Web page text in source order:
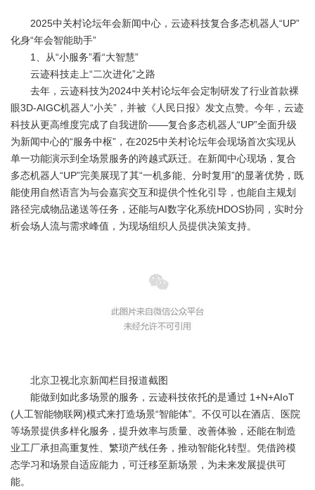
2025中关村论坛年会新闻中心，云迹科技复合多态机器人“UP”
化身“年会智能助手”
1、从“小服务”看“大智慧”
云迹科技走上“二次进化”之路
去年，云迹科技为2024中关村论坛年会定制研发了行业首款裸
眼3D-AIGC机器人“小关”，并被《人民日报》发文点赞。今年，云迹
科技从更高维度完成了自我进阶——复合多态机器人“UP”全面升级
为新闻中心的“服务中枢”，在2025中关村论坛年会现场首次实现从
单一功能演示到全场景服务的跨越式跃迁。在新闻中心现场，复合
多态机器人“UP”完美展现了其“一机多能、分时复用”的显著优势，既
能使用自然语言为与会嘉宾交互和提供个性化引导，也能自主规划
路径完成物品递送等任务，还能与AI数字化系统HDOS协同，实时分
析会场人流与需求峰值，为现场组织人员提供决策支持。
北京卫视北京新闻栏目报道截图
能做到如此多场景的服务，云迹科技依托的是通过 1+N+AIoT
(人工智能物联网)模式来打造场景“智能体”。不仅可以在酒店、医院
等场景提供多样化服务，提升效率与质量、改善体验，还能在制造
业工厂承担高重复性、繁琐产线任务，推动智能化转型。凭借跨模
态学习和场景自适应能力，可迁移至新场景，为未来发展提供可
能。